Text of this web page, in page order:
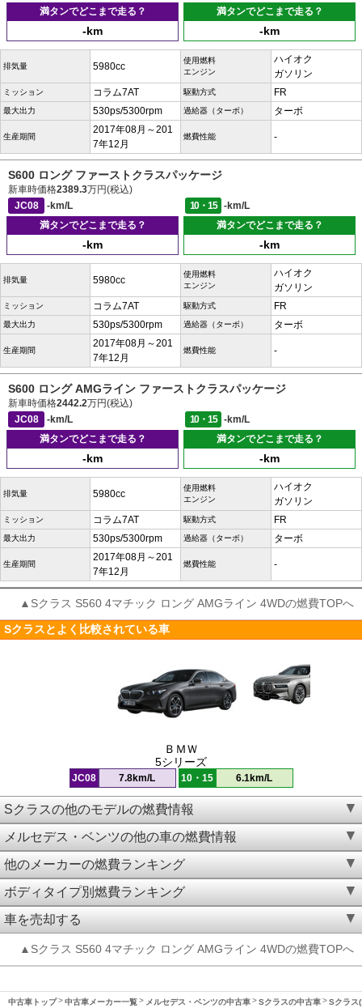
満タンでどこまで走る？
-km
満タンでどこまで走る？
-km
排気量 5980cc
使用燃料
エンジン
ハイオク
ガソリン
ミッション コラム7AT 駆動方式 FR
最大出力 530ps/5300rpm 過給器（ターボ） ターボ
生産期間
2017年08月～201
7年12月
燃費性能 -
S600 ロング ファーストクラスパッケージ
新車時価格2389.3万円(税込)
JC08
-km/L 10・15
-km/L
満タンでどこまで走る？
-km
満タンでどこまで走る？
-km
排気量 5980cc
使用燃料
エンジン
ハイオク
ガソリン
ミッション コラム7AT 駆動方式 FR
最大出力 530ps/5300rpm 過給器（ターボ） ターボ
生産期間
2017年08月～201
7年12月
燃費性能 -
S600 ロング AMGライン ファーストクラスパッケージ
新車時価格2442.2万円(税込)
JC08
-km/L 10・15
-km/L
満タンでどこまで走る？
-km
満タンでどこまで走る？
-km
排気量 5980cc
使用燃料
エンジン
ハイオク
ガソリン
ミッション コラム7AT 駆動方式 FR
最大出力 530ps/5300rpm 過給器（ターボ） ターボ
生産期間
2017年08月～201
7年12月
燃費性能 -
▲Sクラス S560 4マチック ロング AMGライン 4WDの燃費TOPへ
Sクラスとよく比較されている車
ＢＭＷ
5シリーズ
JC08 7.8km/L 10・15 6.1km/L
Sクラスの他のモデルの燃費情報
メルセデス・ベンツの他の車の燃費情報
他のメーカーの燃費ランキング
ボディタイプ別燃費ランキング
車を売却する
▲Sクラス S560 4マチック ロング AMGライン 4WDの燃費TOPへ
中古車トップ 中古車メーカー一覧 メルセデス・ベンツの中古車 Sクラスの中古車 Sクラス